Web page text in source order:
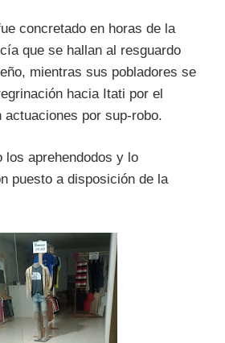
concretado en horas de la
que se hallan al resguardo
mientras sus pobladores se
hacia Itati por el
actuaciones por sup-robo.
los aprehendodos y lo
puesto a disposición de la